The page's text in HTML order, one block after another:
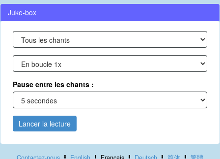
Juke-box
Pause entre les chants :
Lancer la lecture